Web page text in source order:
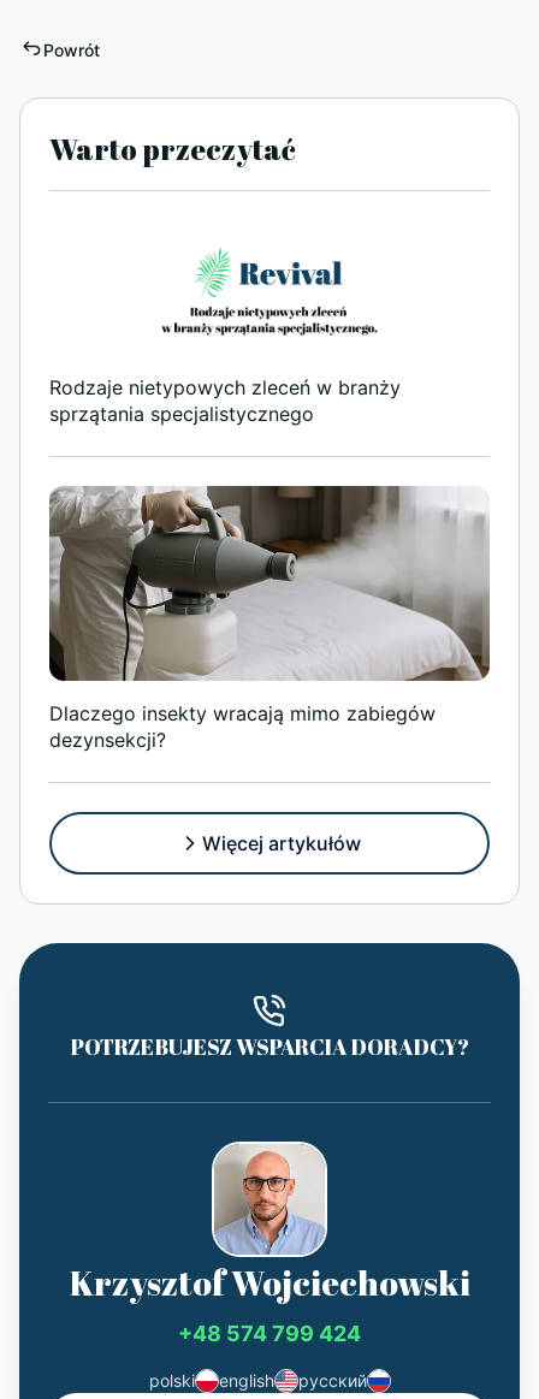
Powrót
Warto przeczytać
Rodzaje nietypowych zleceń w branży
sprzątania specjalistycznego
Dlaczego insekty wracają mimo zabiegów
dezynsekcji?
Więcej artykułów
POTRZEBUJESZ WSPARCIA DORADCY?
Krzysztof Wojciechowski
+48 574 799 424
polski english русский